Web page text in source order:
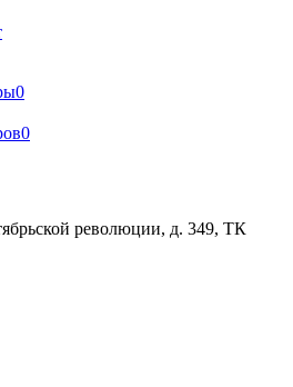
0
0
революции, д. 349, ТК